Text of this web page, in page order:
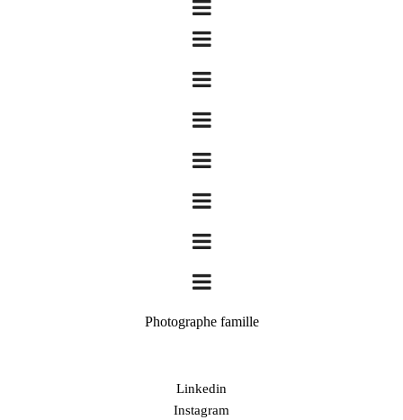
Photographe famille
Linkedin
Instagram